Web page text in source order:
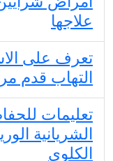
علاجها
تعرف على
التهاب قدم
تعليمات
الشريانية
الكلوي